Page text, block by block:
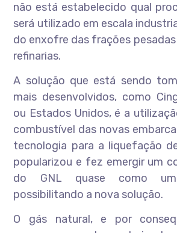
não está estabelecido qual
será utilizado em escala
do enxofre das frações
refinarias.
A solução que está sendo
mais desenvolvidos, como
ou Estados Unidos, é a
combustível das novas
tecnologia para a liquefação
popularizou e fez emergir um
do GNL quase como
possibilitando a nova solução.
O gás natural, e por